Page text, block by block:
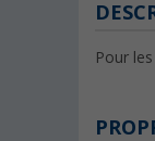
Pour